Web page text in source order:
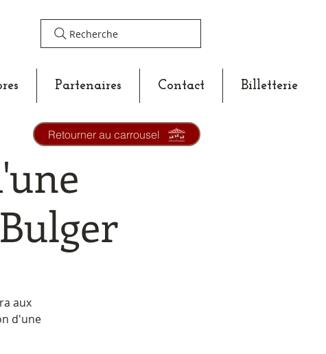
Recherche
Partenaires Contact Billetterie
aux
d'une
Retourner au carrousel